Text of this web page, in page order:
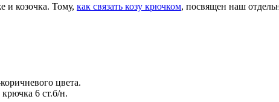
и козочка. Тому, как связать козу крючком, посвящен наш
цвета.
6 ст.б/н.